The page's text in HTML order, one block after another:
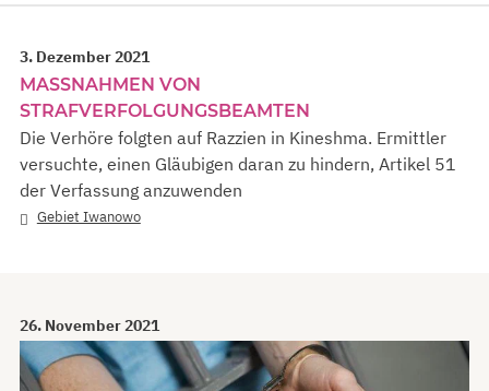
3. Dezember 2021
MASSNAHMEN VON S
TRAFVERFOLGUNGSBEAMTEN
Die Verhöre folgten auf Razzien in Kineshma. Ermittler
versuchte, einen Gläubigen daran zu hindern, Artikel 51
der Verfassung anzuwenden
Gebiet Iwanowo
26. November 2021